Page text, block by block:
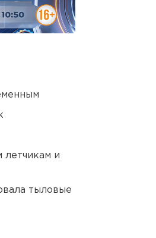
летчикам и
тыловые